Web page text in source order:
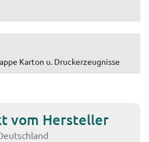
Karton u. Druckerzeugnisse
vom Hersteller